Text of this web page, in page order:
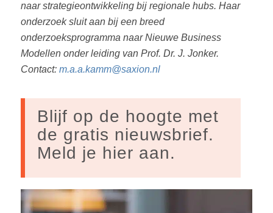
naar strategieontwikkeling bij regionale hubs. Haar
onderzoek sluit aan bij een breed
onderzoeksprogramma naar Nieuwe Business
Modellen onder leiding van Prof. Dr. J. Jonker.
Contact: m.a.a.kamm@saxion.nl
Blijf op de hoogte met
de gratis nieuwsbrief.
Meld je hier aan.